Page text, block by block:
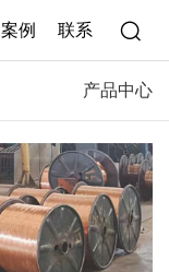
案例 联系
产品中心